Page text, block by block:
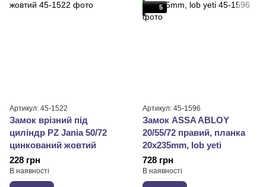
Артикул: 45-1522
Замок врізний під
циліндр PZ Jania 50/72
цинкований жовтий
228 грн
В наявності
5
Артикул: 45-1596
Замок ASSA ABLOY
20/55/72 правий, планка
20x235mm, lob yeti
728 грн
В наявності